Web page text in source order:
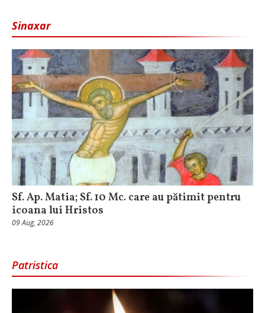
Sinaxar
Sf. Ap. Matia; Sf. 10 Mc. care au pătimit pentru
icoana lui Hristos
09 Aug, 2026
Patristica